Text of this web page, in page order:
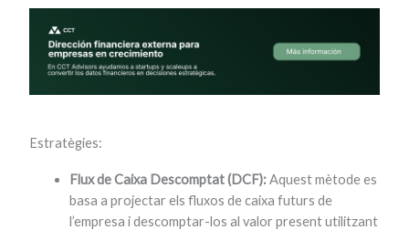
Estratègies:
Flux de Caixa Descomptat (DCF):Aquest mètode es
basa a projectar els fluxos de caixa futurs de
l’empresa i descomptar-los al valor present utilitzant